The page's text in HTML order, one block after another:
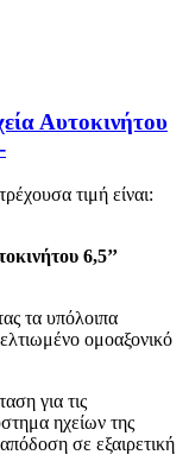
Αυτοκινήτου
τιμή είναι:
6,5’’
τα υπόλοιπα
ομοαξονικό
για τις
ηχείων της
σε εξαιρετική